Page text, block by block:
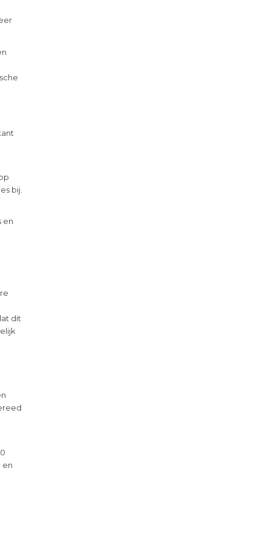
bij.
en
dit
en